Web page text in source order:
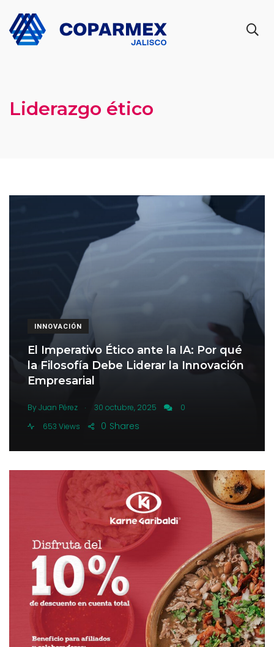
Liderazgo ético
INNOVACIÓN
El Imperativo Ético ante la IA: Por qué
la Filosofía Debe Liderar la Innovación
Empresarial
By Juan Pérez . 30 octubre, 2025
0
653 Views
Shares
0